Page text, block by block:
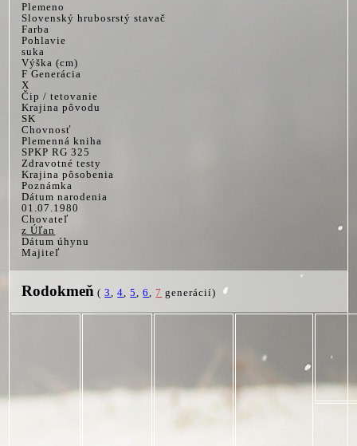
Plemeno
Slovenský hrubosrstý stavač
Farba
Pohlavie
suka
Výška (cm)
F Generácia
X
Čip / tetovanie
Krajina pôvodu
SK
Chovnosť
Plemenná kniha
SPKP RG 325
Zdravotné testy
Krajina pôsobenia
Poznámka
Dátum narodenia
01.07.1980
Chovateľ
z Úľan
Dátum úhynu
Majiteľ
Rodokmeň (3,4,5,6, 7 generácií)